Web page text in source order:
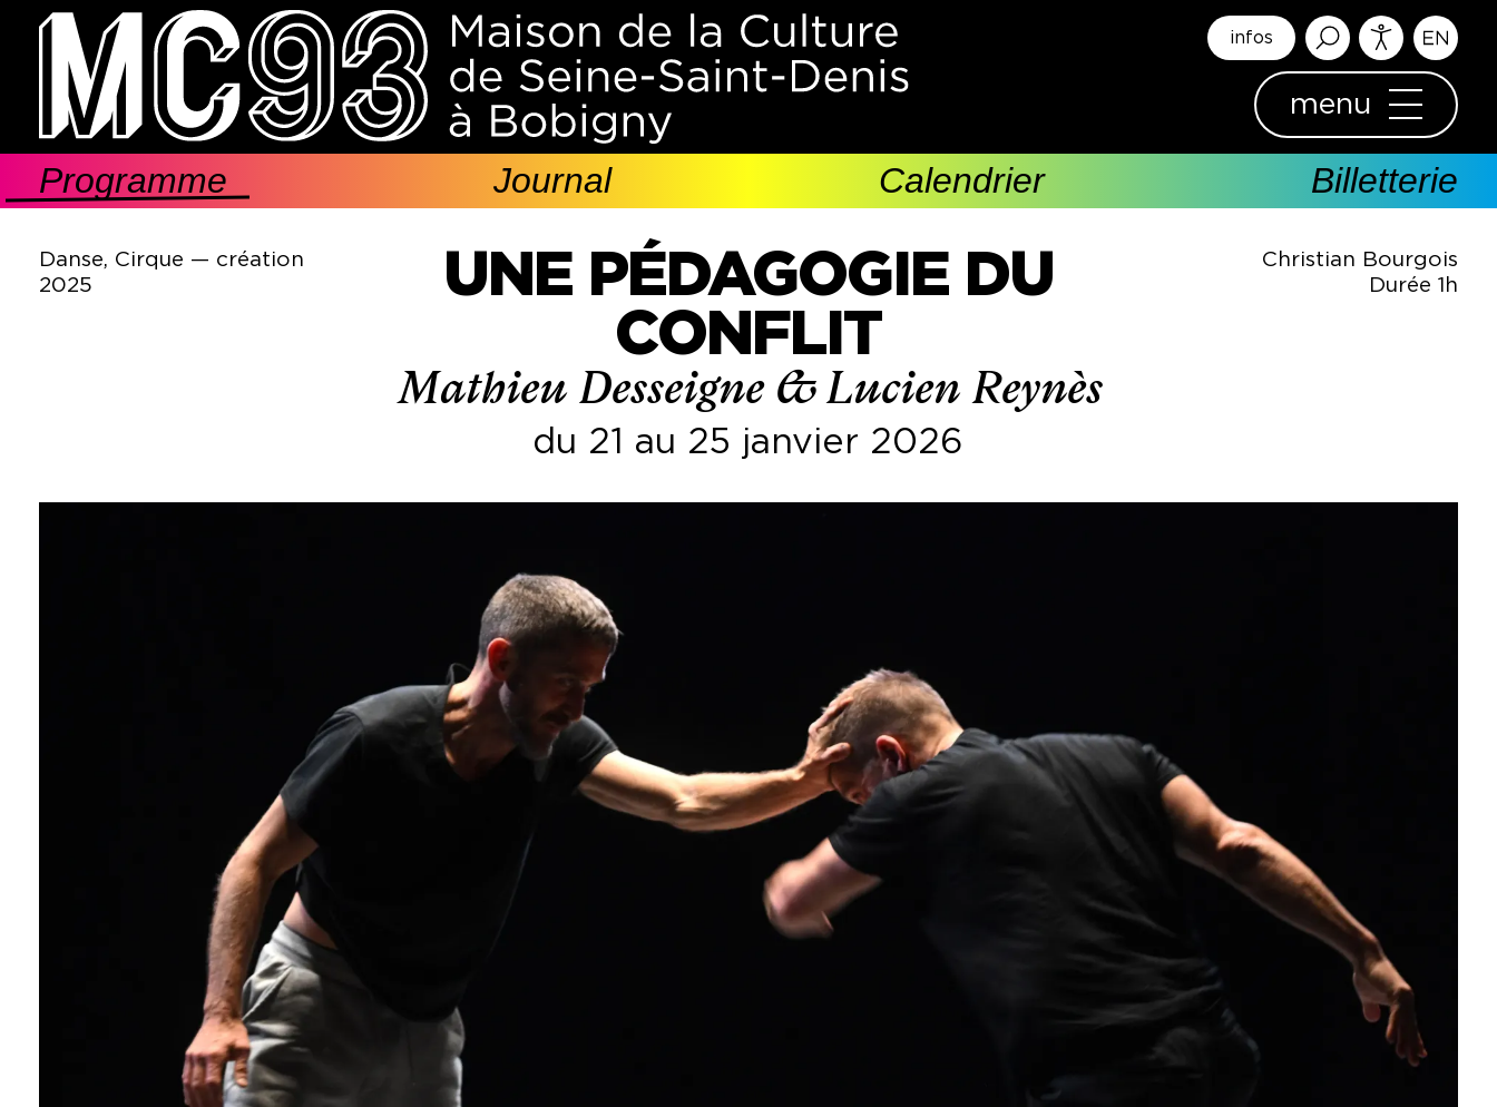
principal
infos
menu
Navigation
Programme Journal Calendrier Billetterie
Danse, Cirque — création
2025
UNE PÉDAGOGIE DU
CONFLIT
Mathieu Desseigne & Lucien Reynès
du 21 au 25 janvier 2026
Christian Bourgois
Durée 1h